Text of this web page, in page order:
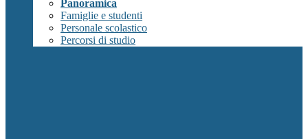
Panoramica
Famiglie e studenti
Personale scolastico
Percorsi di studio